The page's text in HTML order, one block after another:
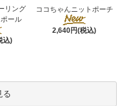
リング
ール
込)
ココちゃんニットポーチ
2,640円(税込)
る